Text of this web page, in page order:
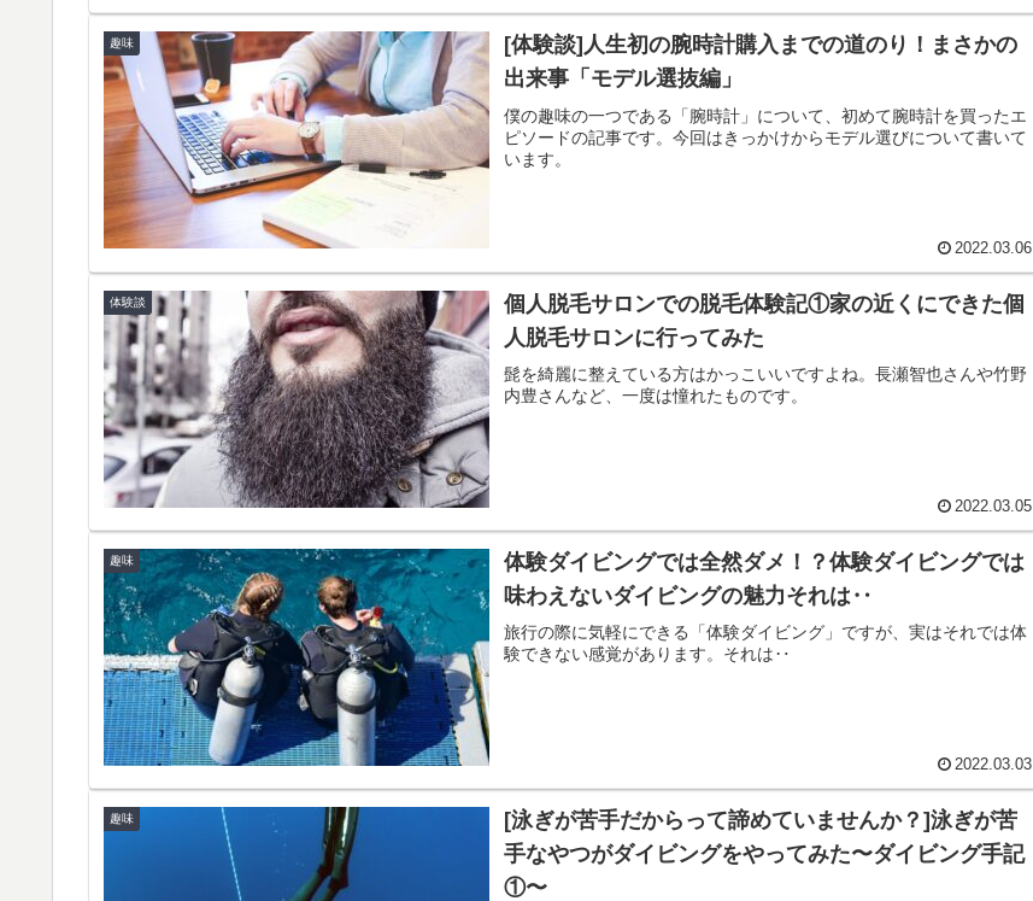
趣味
[体験談]人生初の腕時計購入までの道のり！まさかの
出来事「モデル選抜編」
僕の趣味の一つである「腕時計」について、初めて腕時計を買ったエ
ピソードの記事です。今回はきっかけからモデル選びについて書いて
います。
2022.03.06
体験談
個人脱毛サロンでの脱毛体験記①家の近くにできた個
人脱毛サロンに行ってみた
髭を綺麗に整えている方はかっこいいですよね。長瀬智也さんや竹野
内豊さんなど、一度は憧れたものです。
2022.03.05
趣味
体験ダイビングでは全然ダメ！？体験ダイビングでは
味わえないダイビングの魅力それは‥
旅行の際に気軽にできる「体験ダイビング」ですが、実はそれでは体
験できない感覚があります。それは‥
2022.03.03
趣味
[泳ぎが苦手だからって諦めていませんか？]泳ぎが苦
手なやつがダイビングをやってみた〜ダイビング手記
①〜